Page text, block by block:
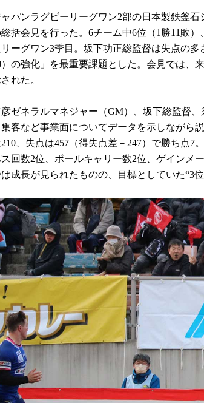
パンラグビーリーグワン2部の日本製鉄釜石
括会見を行った。6チーム中6位（1勝11敗
ーグワン3季目。坂下功正総監督は失点の
の強化」を最重要課題とした。会見では、
れた。
ゼネラルマネジャー（GM）、坂下総監督
客など事業面についてデータを示しながら
、失点は457（得失点差－247）で勝ち点7
回数2位、ボールキャリー数2位、ゲインメ
成長が見られたものの、目標としていた“3